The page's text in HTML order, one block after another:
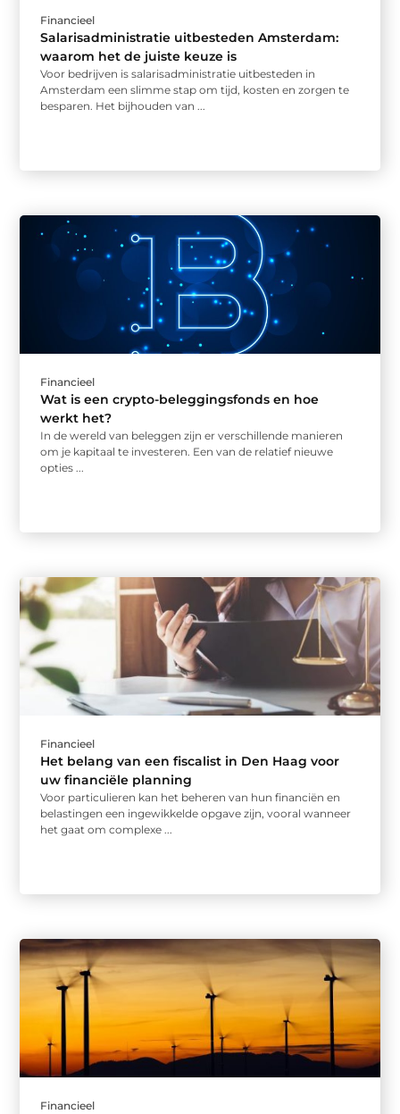
Financieel
Salarisadministratie uitbesteden Amsterdam:
waarom het de juiste keuze is
Voor bedrijven is salarisadministratie uitbesteden in
Amsterdam een slimme stap om tijd, kosten en zorgen te
besparen. Het bijhouden van ...
Financieel
Wat is een crypto-beleggingsfonds en hoe
werkt het?
In de wereld van beleggen zijn er verschillende manieren
om je kapitaal te investeren. Een van de relatief nieuwe
opties ...
Financieel
Het belang van een fiscalist in Den Haag voor
uw financiële planning
Voor particulieren kan het beheren van hun financiën en
belastingen een ingewikkelde opgave zijn, vooral wanneer
het gaat om complexe ...
Financieel